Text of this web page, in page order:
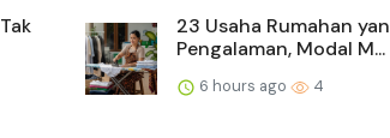
23 Usaha Rumahan
Pengalaman, Modal M...
6 hours ago 4